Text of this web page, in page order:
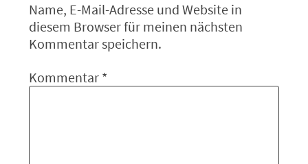
Name, E-Mail-Adresse und Website in
diesem Browser für meinen nächsten
Kommentar speichern.
Kommentar *